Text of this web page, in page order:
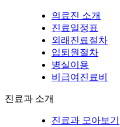
의료진 소개
진료일정표
외래진료절차
입퇴원절차
병실이용
비급여진료비
진료과 소개
진료과 모아보기